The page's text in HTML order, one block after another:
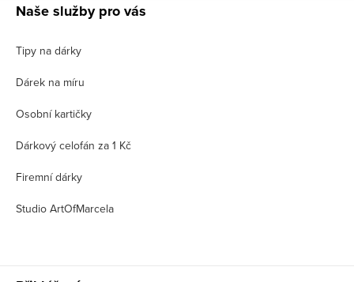
Naše služby pro vás
Tipy na dárky
Dárek na míru
Osobní kartičky
Dárkový celofán za 1 Kč
Firemní dárky
Studio ArtOfMarcela